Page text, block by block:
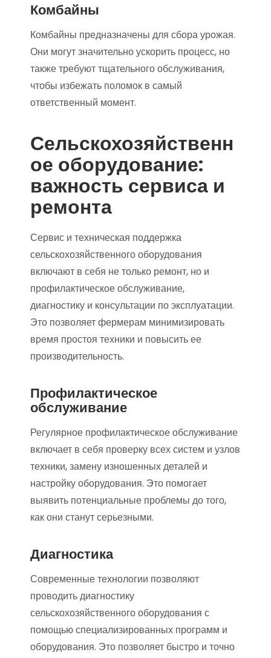
Комбайны
Комбайны предназначены для сбора урожая.
Они могут значительно ускорить процесс, но
также требуют тщательного обслуживания,
чтобы избежать поломок в самый
ответственный момент.
Сельскохозяйственн
ое оборудование:
важность сервиса и
ремонта
Сервис и техническая поддержка
сельскохозяйственного оборудования
включают в себя не только ремонт, но и
профилактическое обслуживание,
диагностику и консультации по эксплуатации.
Это позволяет фермерам минимизировать
время простоя техники и повысить ее
производительность.
Профилактическое
обслуживание
Регулярное профилактическое обслуживание
включает в себя проверку всех систем и узлов
техники, замену изношенных деталей и
настройку оборудования. Это помогает
выявить потенциальные проблемы до того,
как они станут серьезными.
Диагностика
Современные технологии позволяют
проводить диагностику
сельскохозяйственного оборудования с
помощью специализированных программ и
оборудования. Это позволяет быстро и точно